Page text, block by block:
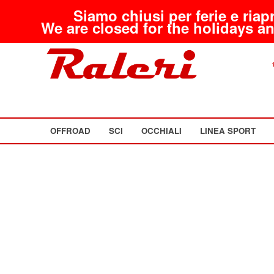
Siamo chiusi per ferie e
We are closed for the holidays
OFFROAD SCI OCCHIALI LINEA SPORT